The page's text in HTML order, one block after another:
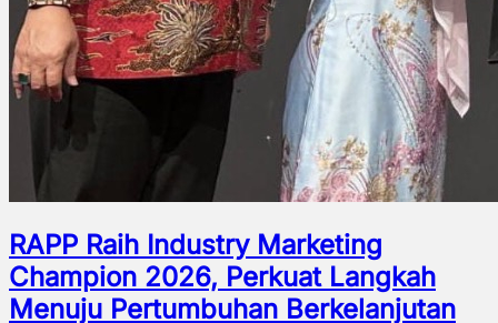
RAPP Raih Industry Marketing
Champion 2026, Perkuat Langkah
Menuju Pertumbuhan Berkelanjutan